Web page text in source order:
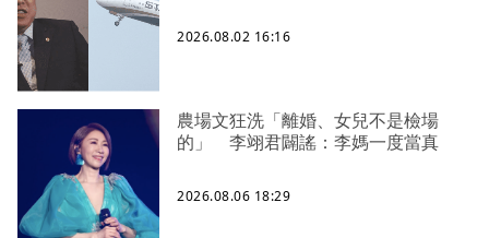
2026.08.02 16:16
農場文狂洗「離婚、女兒不是檢場
的」 李翊君闢謠：李媽一度當真
2026.08.06 18:29